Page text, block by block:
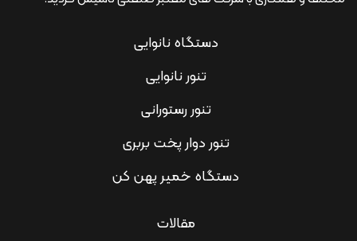
دستگاه نانوایی
تنور نانوایی
تنور رستورانی
تنور دوار پخت بربری
دستگاه خمیر پهن کن
مقالات